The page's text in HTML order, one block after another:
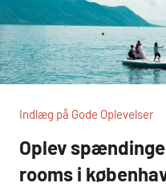
Indlæg på Gode Oplevelser
Oplev
rooms i